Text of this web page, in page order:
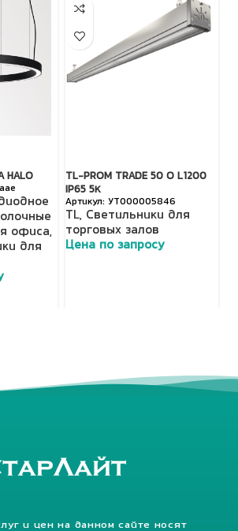
HALO
офиса,
для
TL-PROM TRADE 50 O L1200
IP65 5К
УТ000005846
TL, Светильники для
торговых залов
Цена по запросу
и цен на данном сайте носят